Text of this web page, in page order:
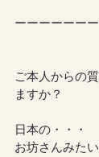
ーーーーーー
ご本人からの
ますか？
日本の・・・
お坊さんみた